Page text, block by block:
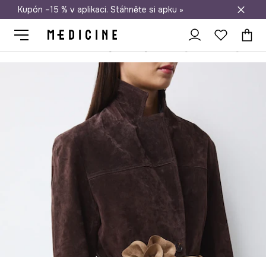
Doprava zdarma při nákupu nad 1 200 Kč
Kupón –15 % v aplikaci. Stáhněte si apku »